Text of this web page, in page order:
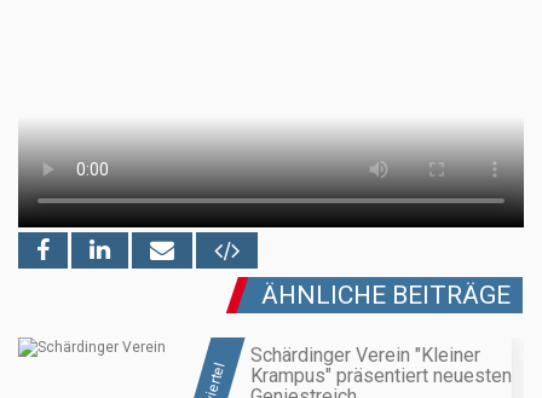
ÄHNLICHE BEITRÄGE
Schärdinger Verein "Kleiner
Krampus" präsentiert neuesten